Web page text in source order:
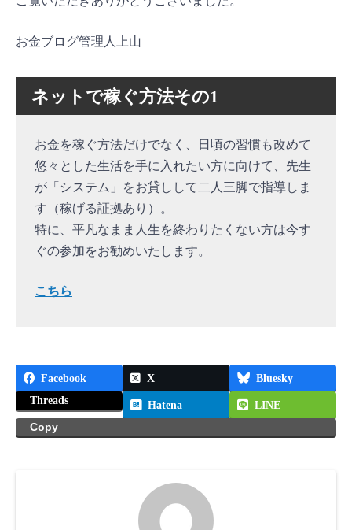
お金ブログ管理人上山
ネットで稼ぐ方法その1
お金を稼ぐ方法だけでなく、日頃の習慣も改めて
悠々とした生活を手に入れたい方に向けて、先生
が「システム」をお貸しして二人三脚で指導しま
す（稼げる証拠あり）。
特に、平凡なまま人生を終わりたくない方は今す
ぐの参加をお勧めいたします。
こちら
Facebook X
Bluesky
Threads
Hatena
LINE
Copy